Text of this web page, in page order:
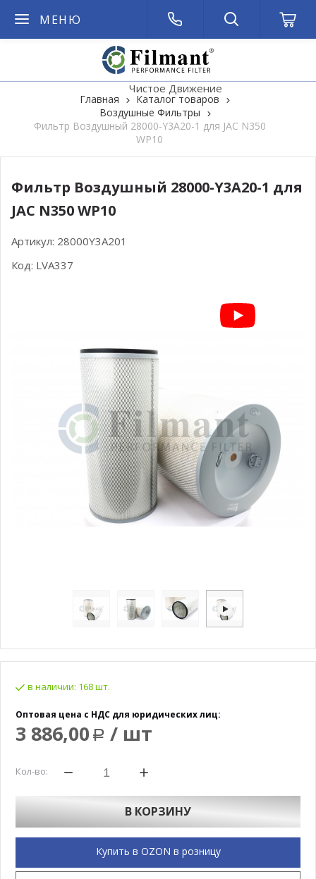
МЕНЮ
Чистое Движение
Главная
Каталог товаров
Воздушные Фильтры
Фильтр Воздушный 28000-Y3A20-1 для JAC N350
WP10
Фильтр Воздушный 28000-Y3A20-1 для
JAC N350 WP10
Артикул: 28000Y3A201
Код: LVA337
в наличии: 168 шт.
Оптовая цена с НДС для юридических лиц:
3 886,00 Р / шт
Кол-во:
В КОРЗИНУ
Купить в OZON в розницу